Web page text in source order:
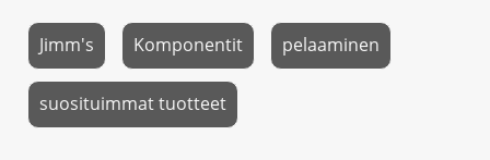
Jimm's Komponentit pelaaminen
suosituimmat tuotteet